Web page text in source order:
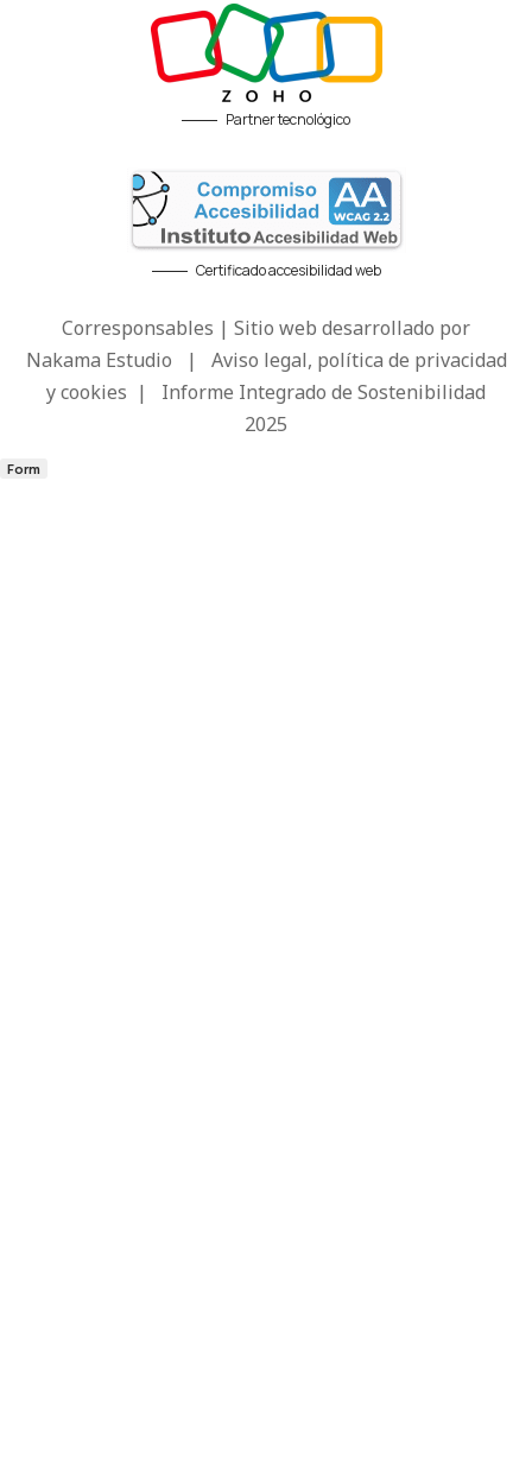
Partner tecnológico
Certificado accesibilidad web
Corresponsables | Sitio web desarrollado por
Nakama Estudio | Aviso legal, política de privacidad
y cookies | Informe Integrado de Sostenibilidad
2025
Form